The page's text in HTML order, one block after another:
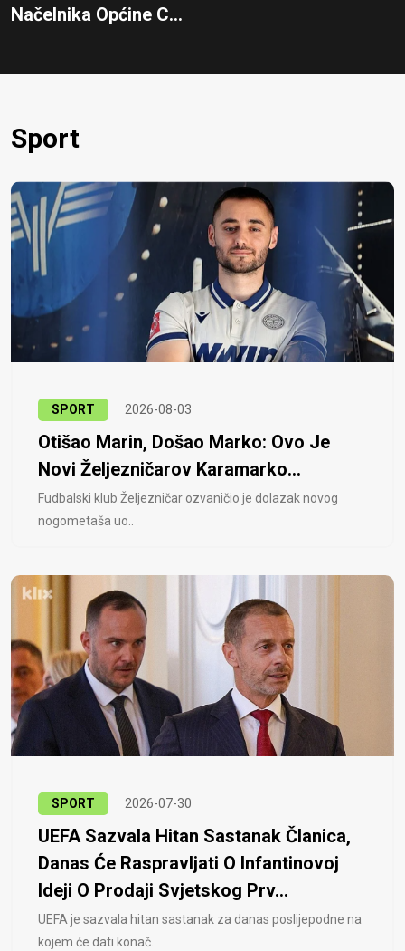
Načelnika Općine C...
Sport
SPORT 2026-08-03
Otišao Marin, Došao Marko: Ovo Je
Novi Željezničarov Karamarko...
Fudbalski klub Željezničar ozvaničio je dolazak novog
nogometaša uo..
SPORT 2026-07-30
UEFA Sazvala Hitan Sastanak Članica,
Danas Će Raspravljati O Infantinovoj
Ideji O Prodaji Svjetskog Prv...
UEFA je sazvala hitan sastanak za danas poslijepodne na
kojem će dati konač..